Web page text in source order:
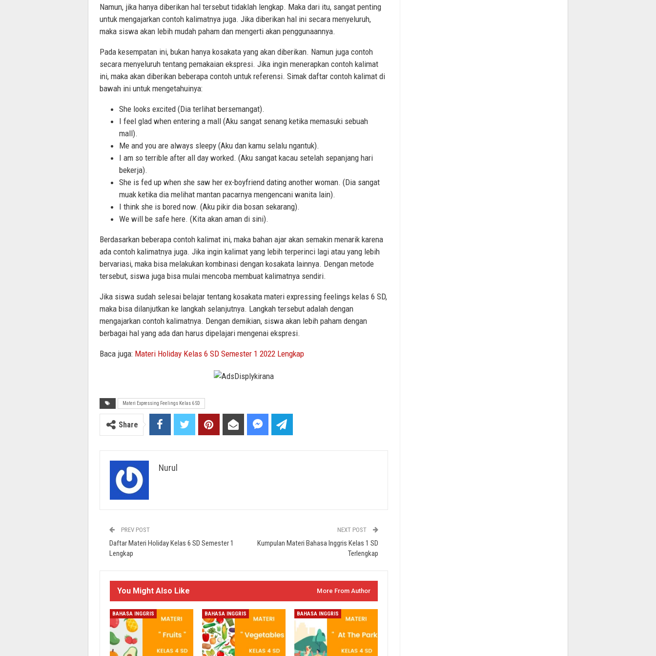
Namun, jika hanya diberikan hal tersebut tidaklah lengkap. Maka dari itu, sangat penting
untuk mengajarkan contoh kalimatnya juga. Jika diberikan hal ini secara menyeluruh,
maka siswa akan lebih mudah paham dan mengerti akan penggunaannya.
Pada kesempatan ini, bukan hanya kosakata yang akan diberikan. Namun juga contoh
secara menyeluruh tentang pemakaian ekspresi. Jika ingin menerapkan contoh kalimat
ini, maka akan diberikan beberapa contoh untuk referensi. Simak daftar contoh kalimat di
bawah ini untuk mengetahuinya:
She looks excited (Dia terlihat bersemangat).
I feel glad when entering a mall (Aku sangat senang ketika memasuki sebuah
mall).
Me and you are always sleepy (Aku dan kamu selalu ngantuk).
I am so terrible after all day worked. (Aku sangat kacau setelah sepanjang hari
bekerja).
She is fed up when she saw her ex-boyfriend dating another woman. (Dia sangat
muak ketika dia melihat mantan pacarnya mengencani wanita lain).
I think she is bored now. (Aku pikir dia bosan sekarang).
We will be safe here. (Kita akan aman di sini).
Berdasarkan beberapa contoh kalimat ini, maka bahan ajar akan semakin menarik karena
ada contoh kalimatnya juga. Jika ingin kalimat yang lebih terperinci lagi atau yang lebih
bervariasi, maka bisa melakukan kombinasi dengan kosakata lainnya. Dengan metode
tersebut, siswa juga bisa mulai mencoba membuat kalimatnya sendiri.
Jika siswa sudah selesai belajar tentang kosakata materi expressing feelings kelas 6 SD,
maka bisa dilanjutkan ke langkah selanjutnya. Langkah tersebut adalah dengan
mengajarkan contoh kalimatnya. Dengan demikian, siswa akan lebih paham dengan
berbagai hal yang ada dan harus dipelajari mengenai ekspresi.
Baca juga: Materi Holiday Kelas 6 SD Semester 1 2022 Lengkap
Materi Expressing Feelings Kelas 6 SD
Share
Nurul
PREV POST
Daftar Materi Holiday Kelas 6 SD Semester 1
Lengkap
NEXT POST
Kumpulan Materi Bahasa Inggris Kelas 1 SD
Terlengkap
You Might Also Like More From Author
BAHASA INGGRIS BAHASA INGGRIS BAHASA INGGRIS